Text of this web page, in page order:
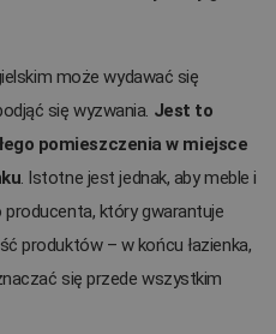
może wydawać się
się wyzwania. Jest to
pomieszczenia w miejsce
. Istotne jest jednak, aby meble i
który gwarantuje
produktów – w końcu łazienka,
się przede wszystkim